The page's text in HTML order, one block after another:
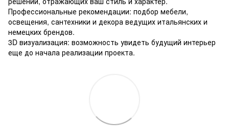
Профессиональные рекомендации: подбор мебели,
освещения, сантехники и декора ведущих итальянских и
немецких брендов.
3D визуализация: возможность увидеть будущий интерьер
еще до начала реализации проекта.